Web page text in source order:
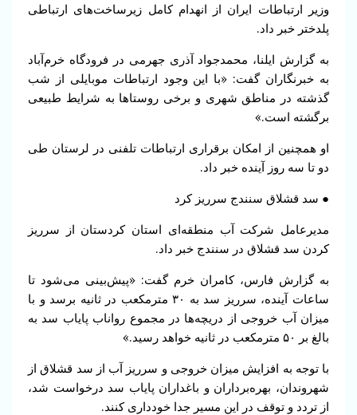
وزیر ارتباطات ایران از انهدام کامل زیرساخت‌های ارتباطی
پلدختر خبر داد.
به گزارش ایلنا، محمدجواد آذری جهرمی در فرودگاه خرم‌‌آباد
به خبرنگاران گفت: «با این وجود ارتباطات موبایلی از شب
‌گذشته در مناطق شهری و برخی روستاها به شرایط طبیعی
برگشته است.»
او همچنین از امکان برقراری ارتباطات تلفنی در لرستان طی
دو تا سه روز آینده خبر داد.
● سد قشلاق سنندج سرریز کرد
مدیرعامل شرکت آب منطقه‌ای استان کردستان از سرریز
کردن سد قشلاق در سنندج خبر داد.
به گزارش فارس، کامران خرم گفت: «پیش‌بینی می‌شود تا
ساعات آینده، سرریز سد به ۳۰ مترمکعب در ثانیه برسد و با
میزان آب خروجی از دریچه‌ها در مجموع رواناب پایاب سد به
بالغ بر ۵۰ مترمکعب در ثانیه خواهد رسید.»
با توجه به افزایش میزان خروجی و سرریز آب از سد قشلاق از
شهروندان، بهره‌برداران و باغداران پایاب سد درخواست شد،
از تردد و توقف در این مسیر جدا خودداری کنند.